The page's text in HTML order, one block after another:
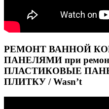
РЕМОНТ ВАННОЙ
ПАНЕЛЯМИ при
ПЛАСТИКОВЫЕ
ПЛИТКУ / Wasn’t